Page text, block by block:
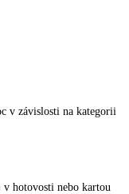
v závislosti na kategorii
hotovosti nebo kartou